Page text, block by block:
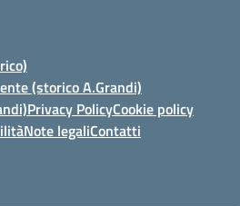
(storico A.Grandi)
Privacy PolicyCookie policy
Note legaliContatti